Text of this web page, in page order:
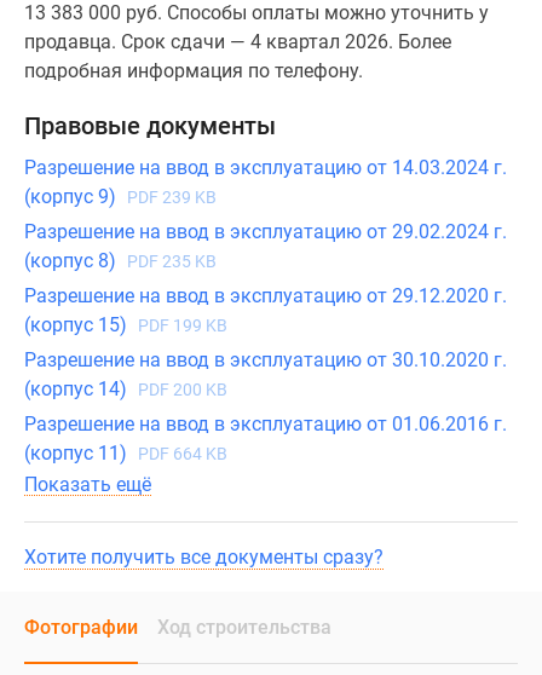
13 383 000 руб. Способы оплаты можно уточнить у
продавца. Срок сдачи — 4 квартал 2026. Более
подробная информация по телефону.
Правовые документы
Разрешение на ввод в эксплуатацию от 14.03.2024 г.
(корпус 9)
PDF 239 KB
Разрешение на ввод в эксплуатацию от 29.02.2024 г.
(корпус 8)
PDF 235 KB
Разрешение на ввод в эксплуатацию от 29.12.2020 г.
(корпус 15)
PDF 199 KB
Разрешение на ввод в эксплуатацию от 30.10.2020 г.
(корпус 14)
PDF 200 KB
Разрешение на ввод в эксплуатацию от 01.06.2016 г.
(корпус 11)
PDF 664 KB
Показать ещё
Хотите получить все документы сразу?
Фотографии Ход строительства